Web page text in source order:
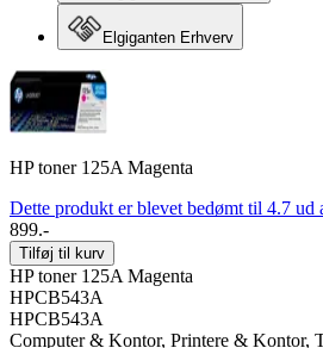
Elgiganten Erhverv
HP toner 125A Magenta
Dette produkt er blevet bedømt til 4.7 ud
899.-
Tilføj til kurv
HP toner 125A Magenta
HPCB543A
HPCB543A
Computer & Kontor, Printere & Kontor,